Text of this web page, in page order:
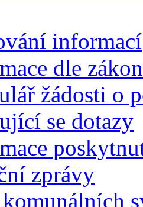
informací
dle
žádosti o
se dotazy
zprávy